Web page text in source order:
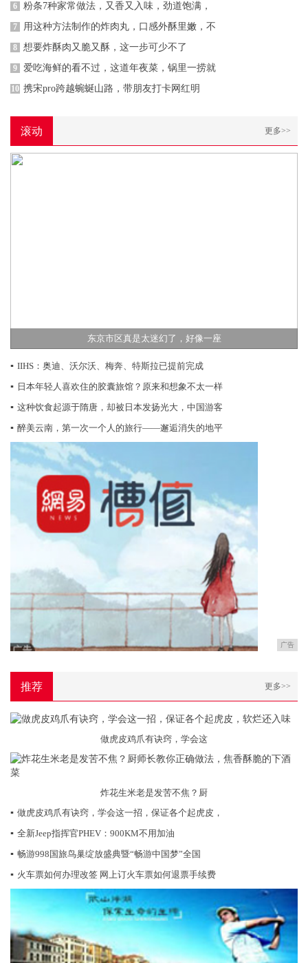
6 粉条7种家常做法，又香又入味，劲道饱满，
7 用这种方法制作的炸肉丸，口感外酥里嫩，不
8 想要炸酥肉又脆又酥，这一步可少不了
9 爱吃海鲜的看不过，这道年夜菜，锅里一捞就
10 携宋pro跨越蜿蜒山路，带朋友打卡网红明
滚动 更多>>
东京市区真是太迷幻了，好像一座
▪ IIHS：奥迪、沃尔沃、梅奔、特斯拉已提前完成
▪ 日本年轻人喜欢住的胶囊旅馆？原来和想象不太一样
▪ 这种饮食起源于隋唐，却被日本发扬光大，中国游客
▪ 醉美云南，第一次一个人的旅行——邂逅消失的地平
广告
推荐 更多>>
做虎皮鸡爪有诀窍，学会这
炸花生米老是发苦不焦？厨
▪ 做虎皮鸡爪有诀窍，学会这一招，保证各个起虎皮，
▪ 全新Jeep指挥官PHEV：900KM不用加油
▪ 畅游998国旅鸟巢绽放盛典暨“畅游中国梦”全国
▪ 火车票如何办理改签 网上订火车票如何退票手续费